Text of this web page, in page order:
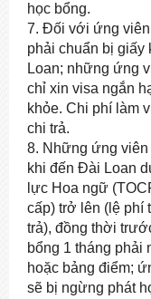
học bổng.
7. Đối với ứng
phải chuẩn bị giấy
Loan; những ứng
chỉ xin visa ngắn
khỏe. Chi phí làm
chi trả.
8. Những ứng viên
khi đến Đài Loan
lực Hoa ngữ
cấp) trở lên (lệ phí
trả), đồng thời
bổng 1 tháng phải
hoặc bảng điểm;
sẽ bị ngừng phát